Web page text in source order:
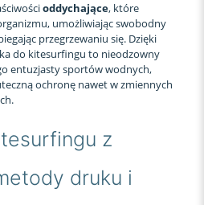
oddychające, które
umożliwiając swobodny
przegrzewaniu się. Dzięki
do kitesurfingu to nieodzowny
entuzjasty sportów wodnych,
ochronę nawet w zmiennych
z
druku i